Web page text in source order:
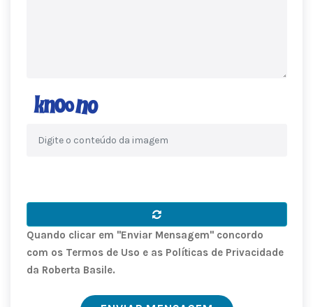
Quando clicar em "Enviar Mensagem" concordo
com os Termos de Uso e as Políticas de Privacidade
da Roberta Basile.